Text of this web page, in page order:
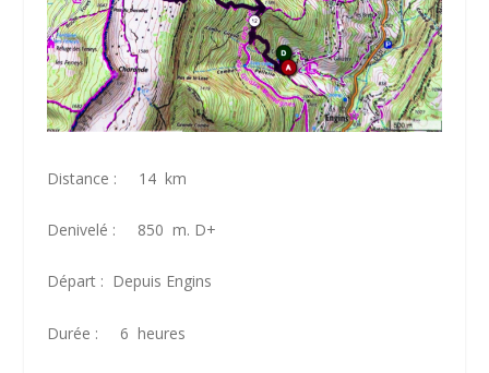
Distance : 14 km
Denivelé : 850 m. D+
Départ : Depuis Engins
Durée : 6 heures